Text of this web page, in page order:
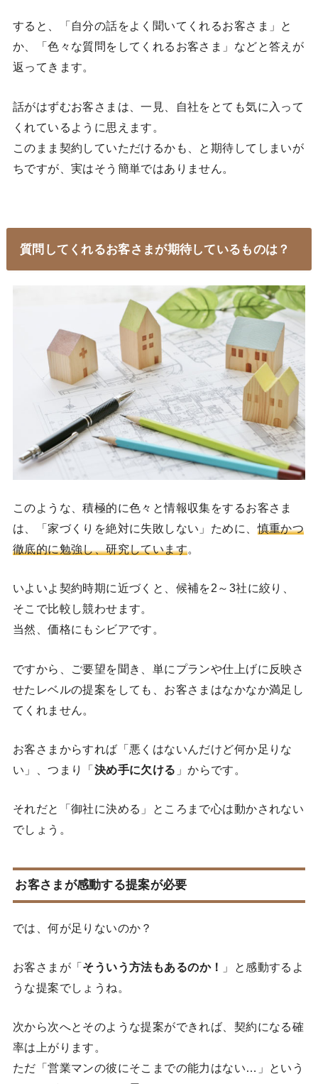
すると、「自分の話をよく聞いてくれるお客さま」と
か、「色々な質問をしてくれるお客さま」などと答えが
返ってきます。
話がはずむお客さまは、一見、自社をとても気に入って
くれているように思えます。
このまま契約していただけるかも、と期待してしまいが
ちですが、実はそう簡単ではありません。
質問してくれるお客さまが期待しているものは？
このような、積極的に色々と情報収集をするお客さま
は、「家づくりを絶対に失敗しない」ために、慎重かつ
徹底的に勉強し、研究しています。
いよいよ契約時期に近づくと、候補を2～3社に絞り、
そこで比較し競わせます。
当然、価格にもシビアです。
ですから、ご要望を聞き、単にプランや仕上げに反映さ
せたレベルの提案をしても、お客さまはなかなか満足し
てくれません。
お客さまからすれば「悪くはないんだけど何か足りな
い」、つまり「決め手に欠ける 」からです。
それだと「御社に決める」ところまで心は動かされない
でしょう。
お客さまが感動する提案が必要
では、何が足りないのか？
お客さまが「そういう方法もあるのか！
」と感動するよ
うな提案でしょうね。
次から次へとそのような提案ができれば、契約になる確
率は上がります。
ただ「営業マンの彼にそこまでの能力はない…」という